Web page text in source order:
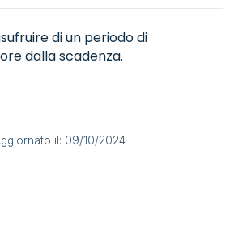
di un periodo di
dalla scadenza.
il: 09/10/2024